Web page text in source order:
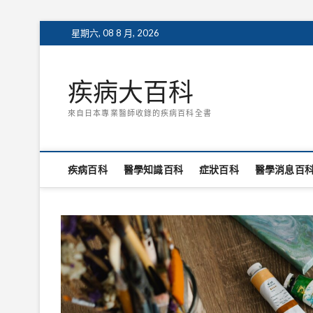
to
星期六, 08 8 月, 2026
疾病大百科
來自日本專業醫師收錄的疾病百科全書
疾病百科 醫學知識百科 症狀百科 醫學消息百